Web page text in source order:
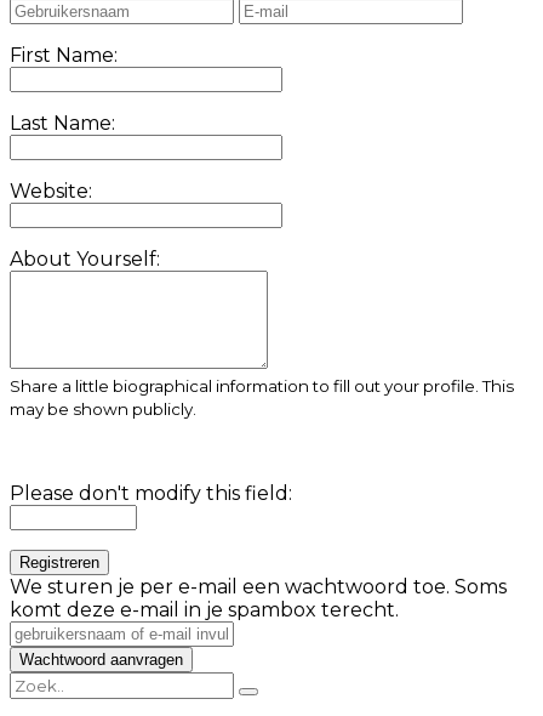
First Name:
Last Name:
Website:
About Yourself:
Share a little biographical information to fill out your profile. This
may be shown publicly.
Please don't modify this field:
We sturen je per e-mail een wachtwoord toe. Soms
komt deze e-mail in je spambox terecht.